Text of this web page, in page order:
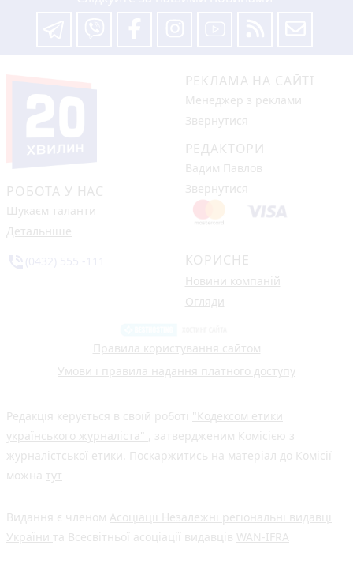
РОБОТА У НАС
Шукаєм таланти
Детальніше
РЕКЛАМА НА САЙТІ
Менеджер з реклами
Звернутися
РЕДАКТОРИ
Вадим Павлов
Звернутися
КОРИСНЕ
Новини компаній
Огляди
Правила користування сайтом
Умови і правила надання платного доступу
Редакція керується в своїй роботі "Кодексом етики
українського журналіста"
, затвердженим Комісією з
журналістської етики. Поскаржитись на матеріал до Комісії
можна тут
Видання є членом Асоціації Незалежні регіональні видавці
України та Всесвітньої асоціації видавців WAN-IFRA